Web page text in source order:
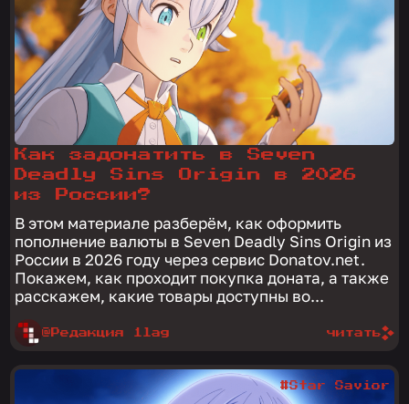
Как задонатить в Seven
Deadly Sins Origin в 2026
из России?
В этом материале разберём, как оформить
пополнение валюты в Seven Deadly Sins Origin из
России в 2026 году через сервис Donatov.net.
Покажем, как проходит покупка доната, а также
расскажем, какие товары доступны во...
@Редакция 1lag читать
#Star Savior